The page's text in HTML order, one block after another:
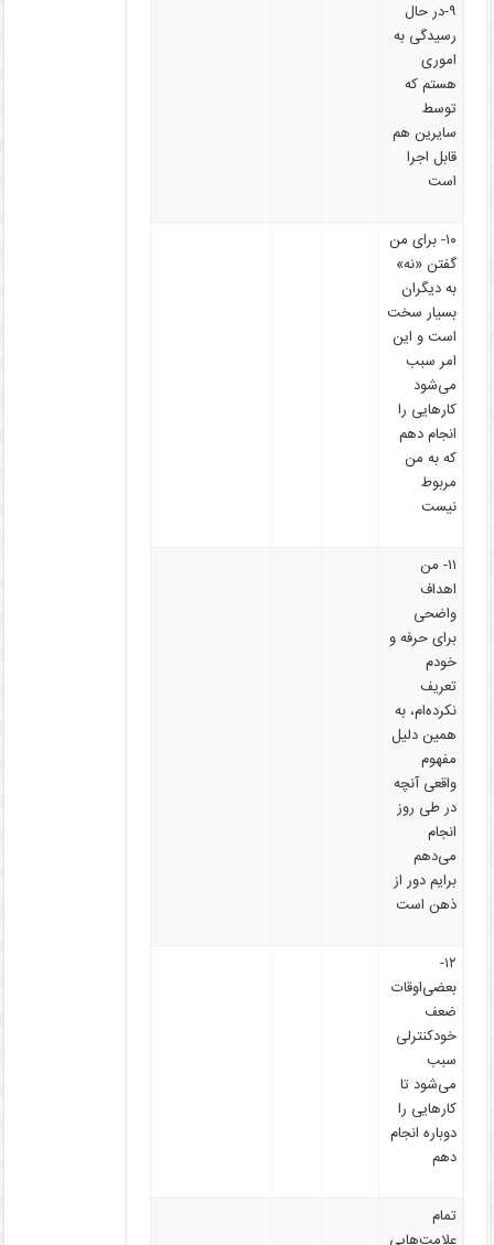
۹-در حال
رسیدگی به
اموری
هستم که
توسط
سایرین هم
قابل اجرا
است
۱۰- برای من
گفتن «نه»
به دیگران
بسیار سخت
است و این
امر سبب
می‌شود
کارهایی را
انجام دهم
که به من
مربوط
نیست
۱۱- من
اهداف
واضحی
برای حرفه و
خودم
تعریف
نکرده‌ام، به
همین دلیل
مفهوم
واقعی آنچه
در طی روز
انجام
می‌دهم
برایم دور از
ذهن است
۱۲-
بعضی‌اوقات
ضعف
خودکنترلی
سبب
می‌شود تا
کارهایی را
دوباره انجام
دهم
تمام
علامت‌هایی